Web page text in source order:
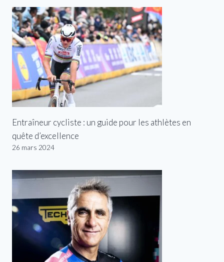
Entraîneur cycliste : un guide pour les athlètes en
quête d’excellence
26 mars 2024